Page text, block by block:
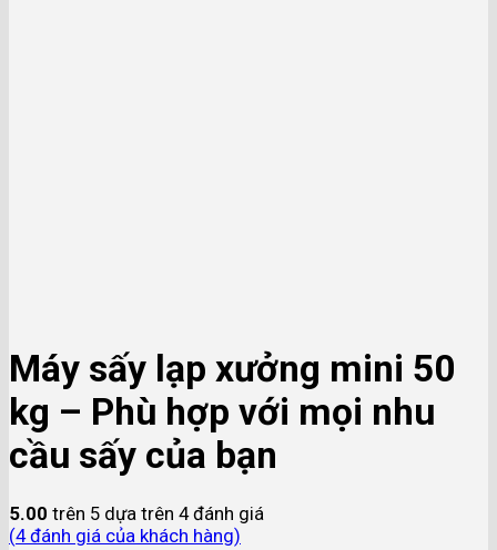
Máy sấy lạp xưởng mini 50
kg – Phù hợp với mọi nhu
cầu sấy của bạn
5.00 trên 5 dựa trên 4đánh giá
(4đánh giá của khách hàng)